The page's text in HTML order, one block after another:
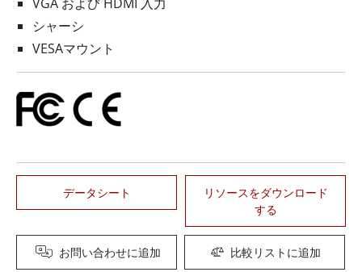
シャーシ
VESAマウント
データシート
リソースをダウンロード
する
お問い合わせに追加 比較リストに追加